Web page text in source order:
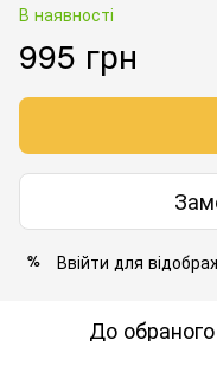
В наявності
995 грн
% Ввійти для
До обраного